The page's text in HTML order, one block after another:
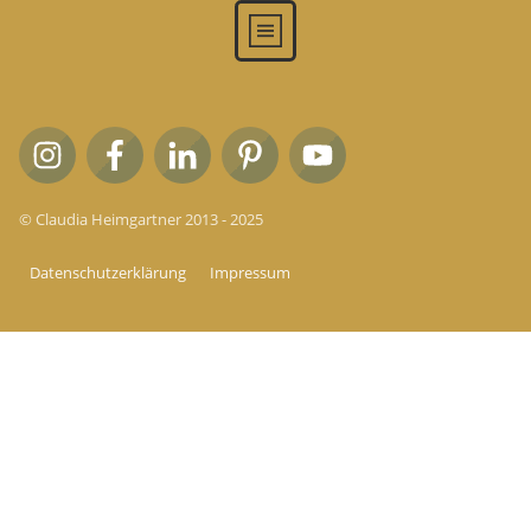
© Claudia Heimgartner 2013 - 2025
Datenschutzerklärung Impressum